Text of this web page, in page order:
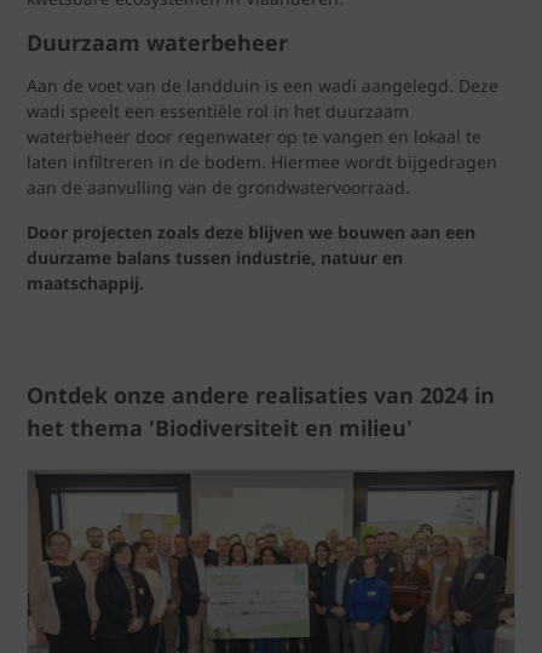
Duurzaam waterbeheer
Aan de voet van de landduin is een wadi aangelegd. Deze
wadi speelt een essentiële rol in het duurzaam
waterbeheer door regenwater op te vangen en lokaal te
laten infiltreren in de bodem. Hiermee wordt bijgedragen
aan de aanvulling van de grondwatervoorraad.
Door projecten zoals deze blijven we bouwen aan een
duurzame balans tussen industrie, natuur en
maatschappij.
Ontdek onze andere realisaties van 2024 in
het thema 'Biodiversiteit en milieu'